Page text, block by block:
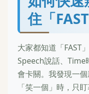
住「
大家都知道「FAST
Speech說話、Time
會卡關。我發現一
「笑一個」時，只